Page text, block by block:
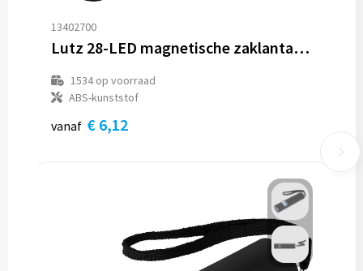
13402700
Lutz 28-LED magnetische zaklantaarn
1534op voorraad
ABS-kunststof
vanaf € 6,12